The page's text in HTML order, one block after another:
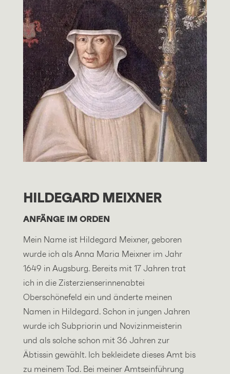
HILDEGARD MEIXNER
ANFÄNGE IM ORDEN
Mein Name ist Hildegard Meixner, geboren
wurde ich als Anna Maria Meixner im Jahr
1649 in Augsburg. Bereits mit 17 Jahren trat
ich in die Zisterzienserinnenabtei
Oberschönefeld ein und änderte meinen
Namen in Hildegard. Schon in jungen Jahren
wurde ich Subpriorin und Novizinmeisterin
und als solche schon mit 36 Jahren zur
Äbtissin gewählt. Ich bekleidete dieses Amt bis
zu meinem Tod. Bei meiner Amtseinführung